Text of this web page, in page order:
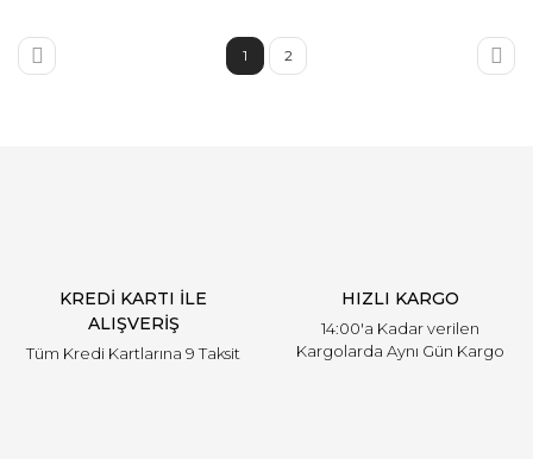
1 2
KREDİ KARTI İLE
ALIŞVERİŞ
Tüm Kredi Kartlarına 9 Taksit
HIZLI KARGO
14:00'a Kadar verilen
Kargolarda Aynı Gün Kargo